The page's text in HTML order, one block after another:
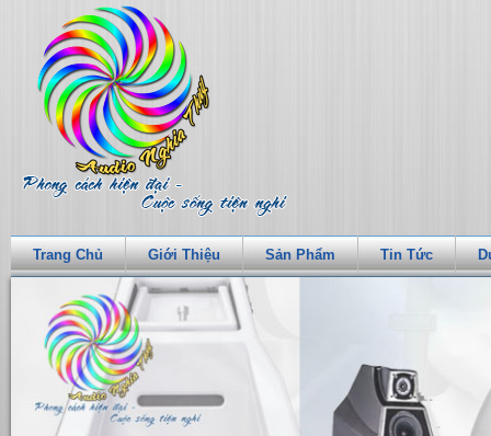
Trang Chủ Giới Thiệu Sản Phẩm Tin Tức